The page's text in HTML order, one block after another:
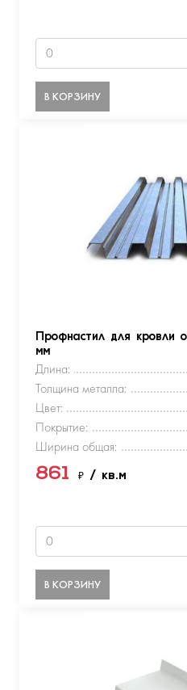
В КОРЗИНУ
Профнастил для кровли
мм
Длина:
Толщина металла:
Цвет:
Покрытие:
Ширина общая:
861 ₽ / кв.м
В КОРЗИНУ